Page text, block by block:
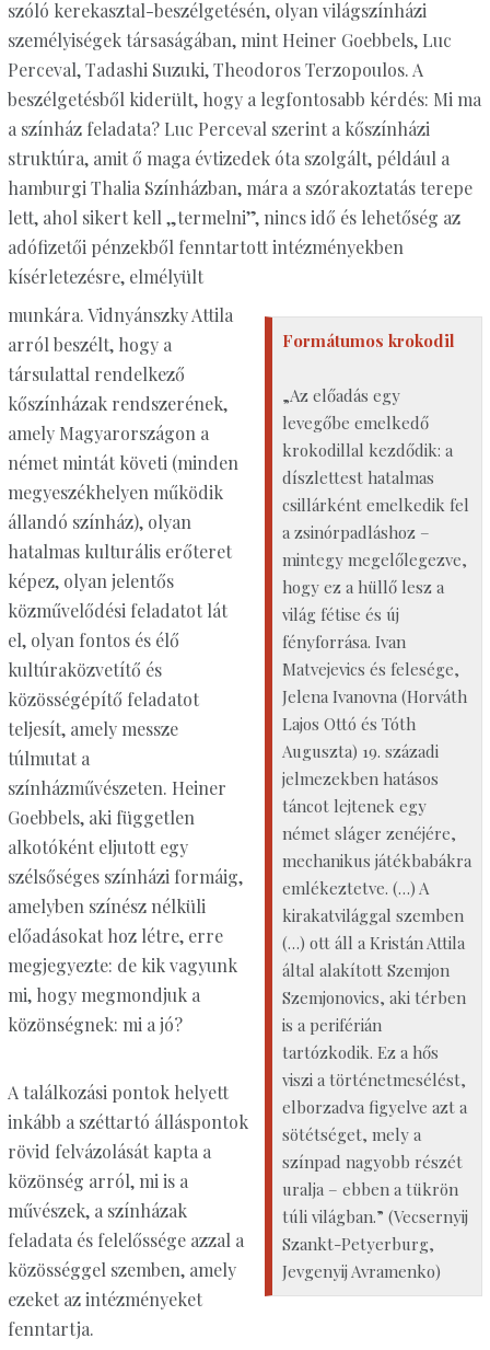
szóló kerekasztal-beszélgetésén, olyan világszínházi
személyiségek társaságában, mint Heiner Goebbels, Luc
Perceval, Tadashi Suzuki, Theodoros Terzopoulos. A
beszélgetésből kiderült, hogy a legfontosabb kérdés: Mi ma
a színház feladata? Luc Perceval szerint a kőszínházi
struktúra, amit ő maga évtizedek óta szolgált, például a
hamburgi Thalia Színházban, mára a szórakoztatás terepe
lett, ahol sikert kell „termelni”, nincs idő és lehetőség az
adófizetői pénzekből fenntartott intézményekben
kísérletezésre, elmélyült
Formátumos krokodil
„Az előadás egy
levegőbe emelkedő
krokodillal kezdődik: a
díszlettest hatalmas
csillárként emelkedik fel
a zsinórpadláshoz –
mintegy megelőlegezve,
hogy ez a hüllő lesz a
világ fétise és új
fényforrása. Ivan
Matvejevics és felesége,
Jelena Ivanovna (Horváth
Lajos Ottó és Tóth
Auguszta) 19. századi
jelmezekben hatásos
táncot lejtenek egy
német sláger zenéjére,
mechanikus játékbabákra
emlékeztetve. (…) A
kirakatvilággal szemben
(…) ott áll a Kristán Attila
által alakított Szemjon
Szemjonovics, aki térben
is a periférián
tartózkodik. Ez a hős
viszi a történetmesélést,
elborzadva figyelve azt a
sötétséget, mely a
színpad nagyobb részét
uralja – ebben a tükrön
túli világban.” (Vecsernyij
Szankt-Petyerburg,
Jevgenyij Avramenko)
munkára. Vidnyánszky Attila
arról beszélt, hogy a
társulattal rendelkező
kőszínházak rendszerének,
amely Magyarországon a
német mintát követi (minden
megyeszékhelyen működik
állandó színház), olyan
hatalmas kulturális erőteret
képez, olyan jelentős
közművelődési feladatot lát
el, olyan fontos és élő
kultúraközvetítő és
közösségépítő feladatot
teljesít, amely messze
túlmutat a
színházművészeten. Heiner
Goebbels, aki független
alkotóként eljutott egy
szélsőséges színházi formáig,
amelyben színész nélküli
előadásokat hoz létre, erre
megjegyezte: de kik vagyunk
mi, hogy megmondjuk a
közönségnek: mi a jó?
A találkozási pontok helyett
inkább a széttartó álláspontok
rövid felvázolását kapta a
közönség arról, mi is a
művészek, a színházak
feladata és felelőssége azzal a
közösséggel szemben, amely
ezeket az intézményeket
fenntartja.